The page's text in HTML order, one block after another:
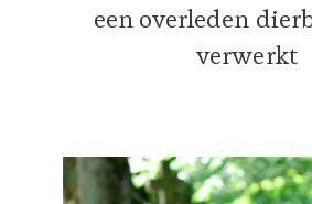
een overleden
verwerkt